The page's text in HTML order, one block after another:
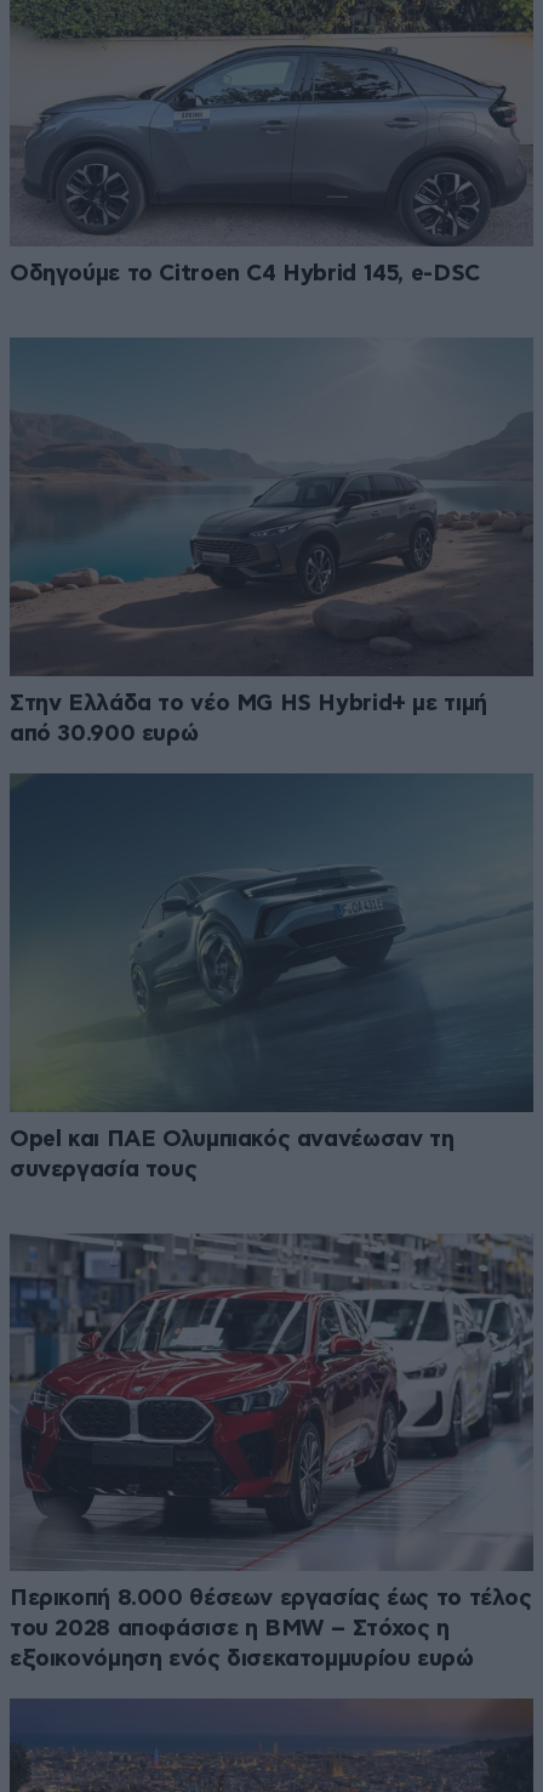
Οδηγούμε το Citroen C4 Hybrid 145, e-DSC
Στην Ελλάδα το νέο MG HS Hybrid+ με τιμή
από 30.900 ευρώ
Opel και ΠΑΕ Ολυμπιακός ανανέωσαν τη
συνεργασία τους
Περικοπή 8.000 θέσεων εργασίας έως το τέλος
του 2028 αποφάσισε η BMW – Στόχος η
εξοικονόμηση ενός δισεκατομμυρίου ευρώ